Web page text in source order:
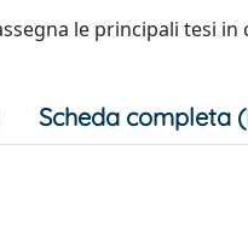
le principali tesi
Scheda completa